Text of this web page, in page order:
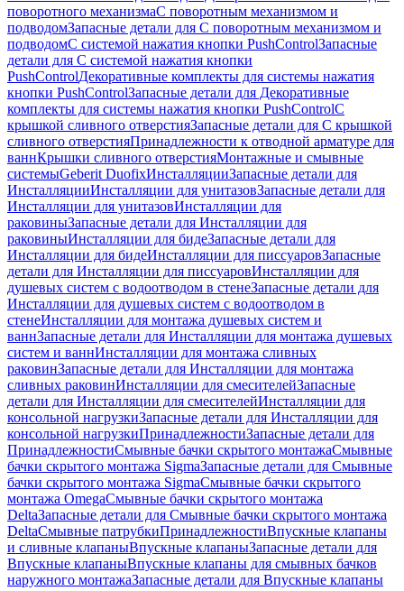
поворотного механизмаС поворотным механизмом и
подводомЗапасные детали для С поворотным механизмом и
подводомС системой нажатия кнопки PushControlЗапасные
детали для С системой нажатия кнопки
PushControlДекоративные комплекты для системы нажатия
кнопки PushControlЗапасные детали для Декоративные
комплекты для системы нажатия кнопки PushControlС
крышкой сливного отверстияЗапасные детали для С крышкой
сливного отверстияПринадлежности к отводной арматуре для
ваннКрышки сливного отверстияМонтажные и смывные
системыGeberit DuofixИнсталляцииЗапасные детали для
ИнсталляцииИнсталляции для унитазовЗапасные детали для
Инсталляции для унитазовИнсталляции для
раковиныЗапасные детали для Инсталляции для
раковиныИнсталляции для бидеЗапасные детали для
Инсталляции для бидеИнсталляции для писсуаровЗапасные
детали для Инсталляции для писсуаровИнсталляции для
душевых систем с водоотводом в стенеЗапасные детали для
Инсталляции для душевых систем с водоотводом в
стенеИнсталляции для монтажа душевых систем и
ваннЗапасные детали для Инсталляции для монтажа душевых
систем и ваннИнсталляции для монтажа сливных
раковинЗапасные детали для Инсталляции для монтажа
сливных раковинИнсталляции для смесителейЗапасные
детали для Инсталляции для смесителейИнсталляции для
консольной нагрузкиЗапасные детали для Инсталляции для
консольной нагрузкиПринадлежностиЗапасные детали для
ПринадлежностиСмывные бачки скрытого монтажаСмывные
бачки скрытого монтажа SigmaЗапасные детали для Смывные
бачки скрытого монтажа SigmaСмывные бачки скрытого
монтажа OmegaСмывные бачки скрытого монтажа
DeltaЗапасные детали для Смывные бачки скрытого монтажа
DeltaСмывные патрубкиПринадлежностиВпускные клапаны
и сливные клапаныВпускные клапаныЗапасные детали для
Впускные клапаныВпускные клапаны для смывных бачков
наружного монтажаЗапасные детали для Впускные клапаны